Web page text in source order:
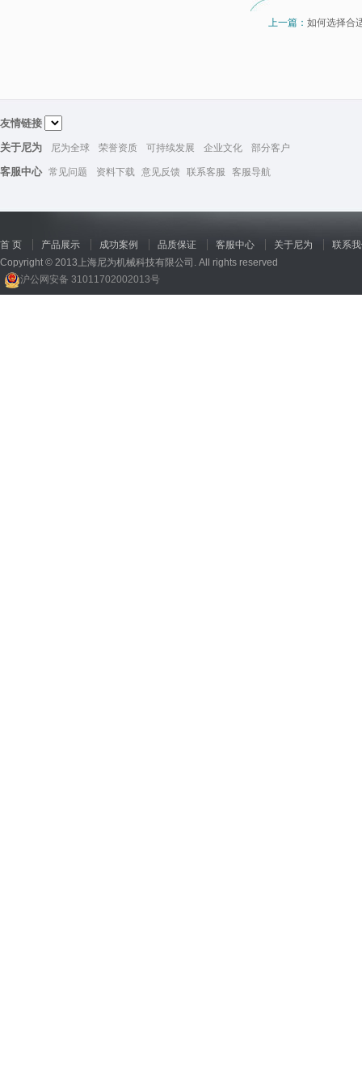
上一篇： 如何选择合
友情链接
关于尼为
尼为全球 荣誉资质 可持续发展 企业文化 部分客户
客服中心 常见问题 资料下载 意见反馈 联系客服 客服导航
首 页 产品展示 成功案例 品质保证 客服中心 关于尼为
联系
Copyright © 2013上海尼为机械科技有限公司. All rights reserved
沪公网安备 31011702002013号